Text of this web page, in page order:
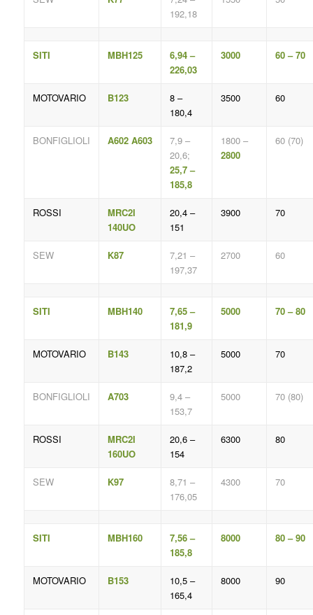
192,18
SITI MBH125
6,94 –
226,03
3000 60 – 70
MOTOVARIO B123
8 –
180,4
3500 60
BONFIGLIOLI A602 A603
7,9 –
20,6;
25,7 –
185,8
1800 –
2800
60 (70)
ROSSI
MRC2I
140UO
20,4 –
151
3900 70
SEW K87
7,21 –
197,37
2700 60
SITI MBH140
7,65 –
181,9
5000 70 – 80
MOTOVARIO B143
10,8 –
187,2
5000 70
BONFIGLIOLI A703
9,4 –
153,7
5000 70 (80)
ROSSI
MRC2I
160UO
20,6 –
154
6300 80
SEW K97
8,71 –
176,05
4300 70
SITI MBH160
7,56 –
185,8
8000 80 – 90
MOTOVARIO B153
10,5 –
165,4
8000 90